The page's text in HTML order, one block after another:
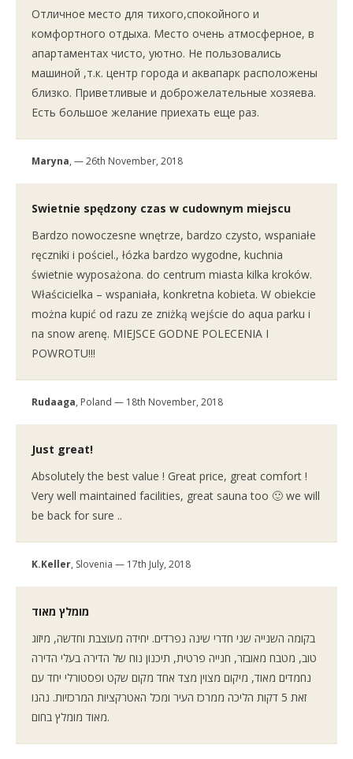
Отличное место для тихого,спокойного и
комфортного отдыха. Место очень атмосферное, в
апартаментах чисто, уютно. Не пользовались
машиной ,т.к. центр города и аквапарк расположены
близко. Приветливые и доброжелательные хозяева.
Есть большое желание приехать еще раз.
Maryna, — 26th November, 2018
Swietnie spędzony czas w cudownym miejscu
Bardzo nowoczesne wnętrze, bardzo czysto, wspaniałe
ręczniki i pościel., łózka bardzo wygodne, kuchnia
świetnie wyposażona. do centrum miasta kilka kroków.
Właścicielka – wspaniała, konkretna kobieta. W obiekcie
można kupić od razu ze zniżką wejście do aqua parku i
na snow arenę. MIEJSCE GODNE POLECENIA I
POWROTU!!!
Rudaaga, Poland — 18th November, 2018
Just great!
Absolutely the best value ! Great price, great comfort !
Very well maintained facilities, great sauna too 🙂 we will
be back for sure ..
K.Keller, Slovenia — 17th July, 2018
מומלץ מאוד
בקומה השנייה שני חדרי שינה נפרדים. יחידה מעוצבת וחדשה, מיזוג
טוב, מטבח מאובזר, חנייה פרטית, תיכנון נוח של הדירה בעלי הדירה
נחמדים מאוד, מיקום מצוין מצד אחד מקום שקט ופסטורלי יחד עם
זאת 5 דקות הליכה ממרכז העיר ומכל האטרקציות המרכזיות. נהנו
מאוד מומלץ בחום.